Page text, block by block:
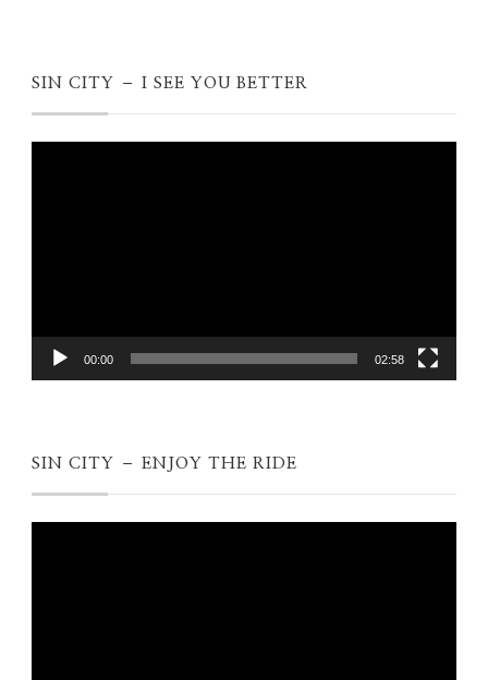
SIN CITY – I SEE YOU BETTER
00:00 02:58
SIN CITY – ENJOY THE RIDE